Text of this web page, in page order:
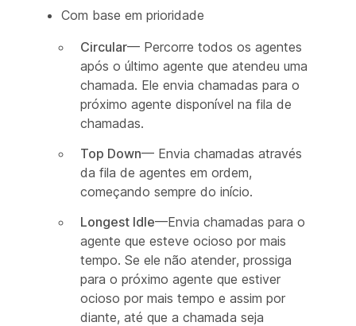
Com base em prioridade
Circular— Percorre todos os agentes
após o último agente que atendeu uma
chamada. Ele envia chamadas para o
próximo agente disponível na fila de
chamadas.
Top Down— Envia chamadas através
da fila de agentes em ordem,
começando sempre do início.
Longest Idle—Envia chamadas para o
agente que esteve ocioso por mais
tempo. Se ele não atender, prossiga
para o próximo agente que estiver
ocioso por mais tempo e assim por
diante, até que a chamada seja